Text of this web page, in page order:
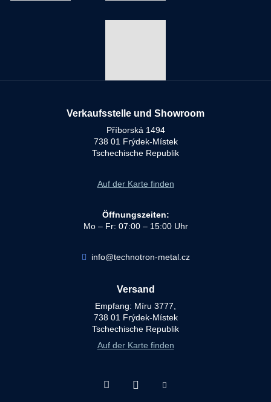
Verkaufsstelle und Showroom
Příborská 1494
738 01 Frýdek-Místek
Tschechische Republik
Auf der Karte finden
Öffnungszeiten:
Mo – Fr: 07:00 – 15:00 Uhr
info@technotron-metal.cz
Versand
Empfang: Míru 3777,
738 01 Frýdek-Místek
Tschechische Republik
Auf der Karte finden